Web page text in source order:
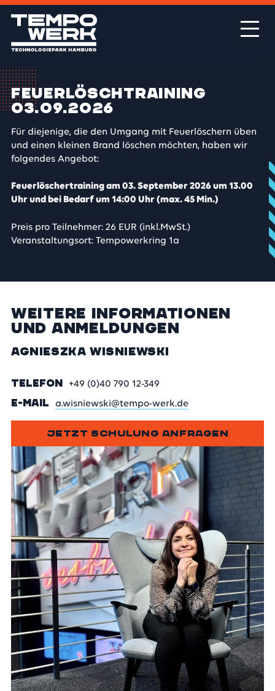
Feuerlöschtraining
03.09.2026
Für diejenige, die den Umgang mit Feuerlöschern üben
und einen kleinen Brand löschen möchten, haben wir
folgendes Angebot:
Feuerlöschertraining am 03. September 2026 um 13.00
Uhr und bei Bedarf um 14:00 Uhr (max. 45 Min.)
Preis pro Teilnehmer: 26 EUR (inkl.MwSt.)
Veranstaltungsort: Tempowerkring 1a
Weitere Informationen
und Anmeldungen
Agnieszka Wisniewski
TELEFON +49 (0)40 790 12-349
E-MAIL a.wisniewski@tempo-werk.de
JETZT SCHULUNG ANFRAGEN